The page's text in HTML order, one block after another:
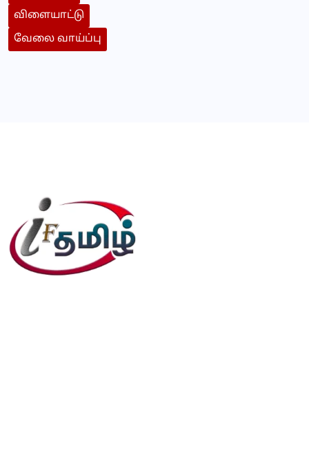
விளையாட்டு
வேலை வாய்ப்பு